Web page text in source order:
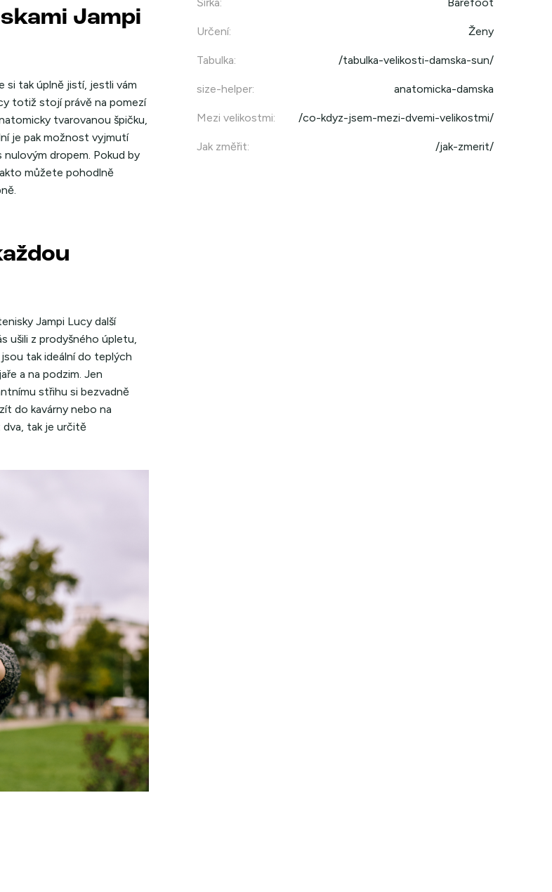
Jampi
si tak úplně jistí, jestli vám
totiž stojí právě na pomezí
tvarovanou špičku,
je pak možnost vyjmutí
dropem. Pokud by
můžete pohodlně
Jampi Lucy další
ušili z prodyšného úpletu,
tak ideální do teplých
a na podzim. Jen
střihu si bezvadně
do kavárny nebo na
tak je určitě
Určení: Ženy
Tabulka: /tabulka-velikosti-damska-sun/
size-helper: anatomicka-damska
Mezi velikostmi: /co-kdyz-jsem-mezi-dvemi-velikostmi/
Jak změřit: /jak-zmerit/